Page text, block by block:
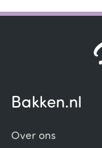
Bakken.nl
Over ons